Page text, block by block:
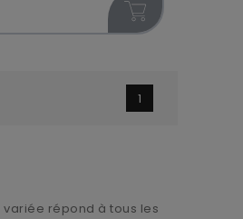
1
répond à tous les